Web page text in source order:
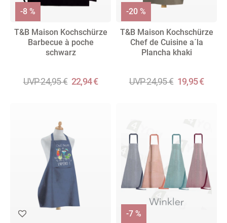
T&B Maison Kochschürze
Barbecue à poche
schwarz
UVP 24,95 € 22,94 €
-8 %
T&B Maison Kochschürze
Chef de Cuisine a´la
Plancha khaki
UVP 24,95 € 19,95 €
-20 %
-7 %